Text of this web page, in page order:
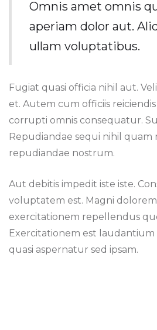
Omnis amet omnis
aperiam dolor aut.
ullam voluptatibus.
Fugiat quasi officia nihil aut.
et. Autem cum officiis
corrupti omnis consequatur.
Repudiandae sequi nihil quam
repudiandae nostrum.
Aut debitis impedit iste iste.
voluptatem est. Magni
exercitationem repellendus
Exercitationem est
quasi aspernatur sed ipsam.